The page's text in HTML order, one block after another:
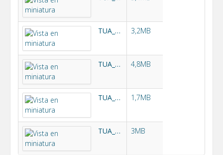
TUA_MD_GENIL.pdf 3,2MB
TUA_MI_GENIL.pdf 4,8MB
TUA_SALADO_MORON.pdf 1,7MB
TUA_ZR_VIAR.pdf 3MB